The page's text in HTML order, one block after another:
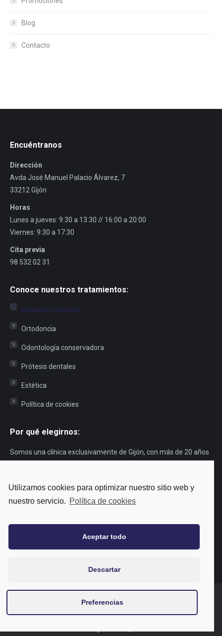
Utilizamos cookies para optimizar nuestro sitio web y
nuestro servicio. Política de cookies
Aceptar todo
Descartar
Preferencias
Blog
Contacto
Encuéntranos
Dirección
Avda José Manuel Palacio Álvarez, 7
33212 Gijón
Horas
Lunes a jueves: 9:30 a 13:30 // 16:00 a 20:00
Viernes: 9:30 a 17:30
Cita previa
98 532 02 31
Conoce nuestros tratamientos:
Implantes dentales
Ortodoncia
Odontología conservadora
Prótesis dentales
Estética
Política de cookies
Por qué elegirnos:
Somos una clínica exclusivamente de Gijón, con más de 20 años
siempre”, porque siempre te atenderá el mismo profesional. ¿Te
apetececonocernos?